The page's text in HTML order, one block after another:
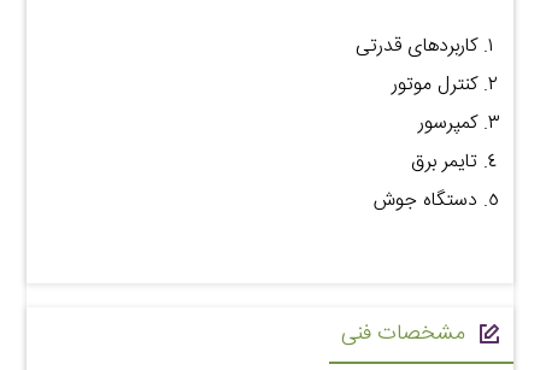
کاربردهای قدرتی
کنترل موتور
کمپرسور
تایمر برق
دستگاه جوش
مشخصات فنی